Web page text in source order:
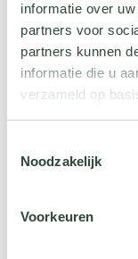
informatie over
partners voor
partners kunnen
informatie die u
verzameld op
jehier.
Noodzakelijk
Voorkeuren